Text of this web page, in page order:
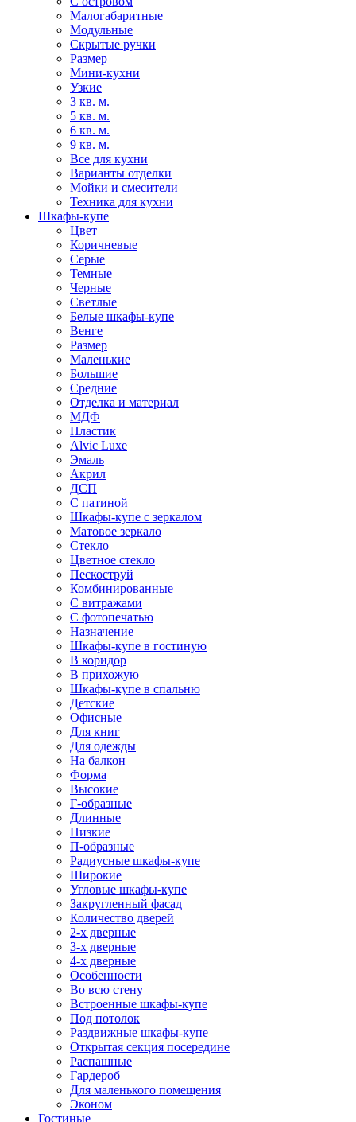
Малогабаритные
Модульные
Скрытые ручки
Размер
Мини-кухни
Узкие
3 кв. м.
5 кв. м.
6 кв. м.
9 кв. м.
Все для кухни
Варианты отделки
Мойки и смесители
Техника для кухни
Шкафы-купе
Цвет
Коричневые
Серые
Темные
Черные
Светлые
Белые шкафы-купе
Венге
Размер
Маленькие
Большие
Средние
Отделка и материал
МДФ
Пластик
Alvic Luxe
Эмаль
Акрил
ДСП
С патиной
Шкафы-купе с зеркалом
Матовое зеркало
Стекло
Цветное стекло
Пескоструй
Комбинированные
С витражами
С фотопечатью
Назначение
Шкафы-купе в гостиную
В коридор
В прихожую
Шкафы-купе в спальню
Детские
Офисные
Для книг
Для одежды
На балкон
Форма
Высокие
Г-образные
Длинные
Низкие
П-образные
Радиусные шкафы-купе
Широкие
Угловые шкафы-купе
Закругленный фасад
Количество дверей
2-х дверные
3-х дверные
4-х дверные
Особенности
Во всю стену
Встроенные шкафы-купе
Под потолок
Раздвижные шкафы-купе
Открытая секция посередине
Распашные
Гардероб
Для маленького помещения
Эконом
Гостиные